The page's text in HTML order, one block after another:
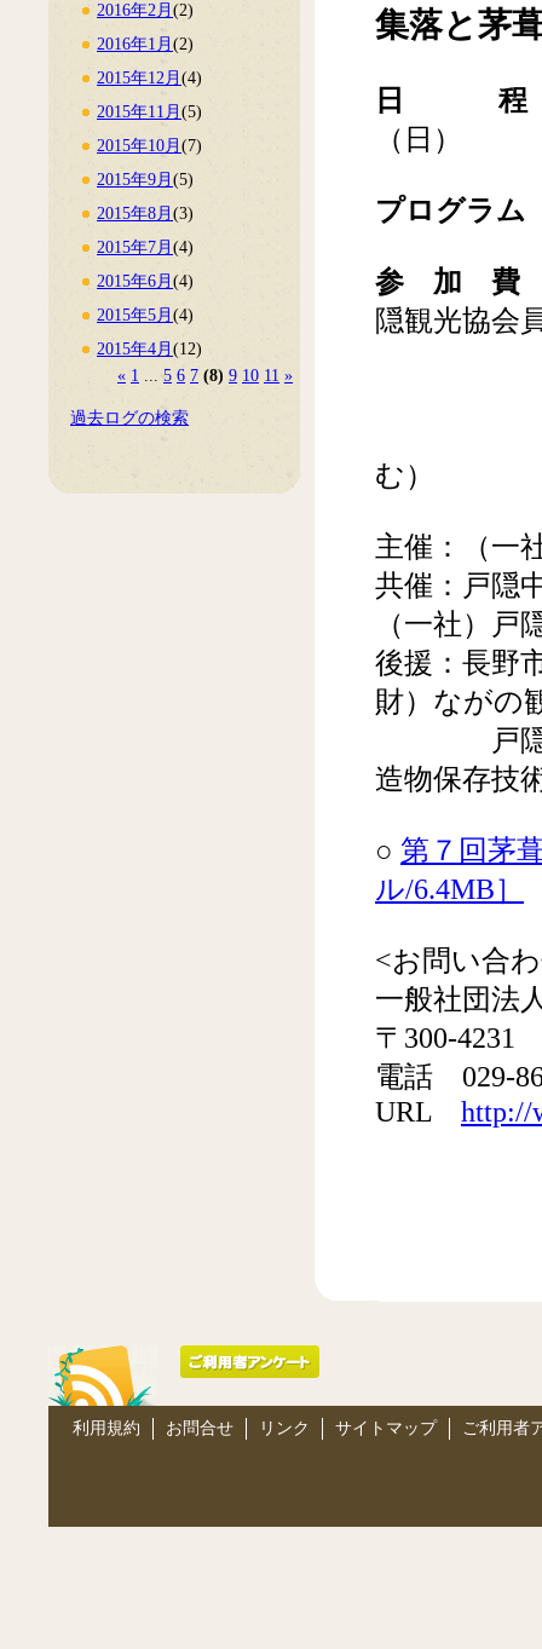
2016年2月 (2)
2016年1月 (2)
2015年12月 (4)
2015年11月 (5)
2015年10月 (7)
2015年9月 (5)
2015年8月 (3)
2015年7月 (4)
2015年6月 (4)
2015年5月 (4)
2015年4月 (12)
« 1 ... 5 6 7 (8) 9 10 11 »
過去ログの検索
集落と茅
日 程
（日）
プログラム
参 加 費
隠観光協会
む）
主催：（一
共催：戸隠
（一社）戸
後援：長野
財）ながの
戸隠地区
造物保存技
○ 第７回茅
ル/6.4MB］
<お問い合
一般社団法
〒300-4231
電話 029-
URL http://
利用規約 お問合せ リンク サイトマップ ご利用者